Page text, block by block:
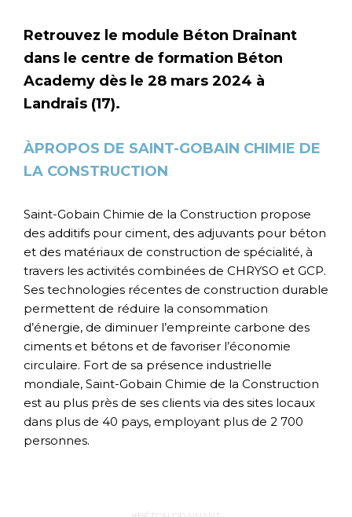
Retrouvez le module Béton Drainant
dans le centre de formation Béton
Academy dès le 28 mars 2024 à
Landrais (17).
ÀPROPOS DE SAINT-GOBAIN CHIMIE DE
LA CONSTRUCTION
Saint-Gobain Chimie de la Construction propose
des additifs pour ciment, des adjuvants pour béton
et des matériaux de construction de spécialité, à
travers les activités combinées de CHRYSO et GCP.
Ses technologies récentes de construction durable
permettent de réduire la consommation
d’énergie, de diminuer l’empreinte carbone des
ciments et bétons et de favoriser l’économie
circulaire. Fort de sa présence industrielle
mondiale, Saint-Gobain Chimie de la Construction
est au plus près de ses clients via des sites locaux
dans plus de 40 pays, employant plus de 2 700
personnes.